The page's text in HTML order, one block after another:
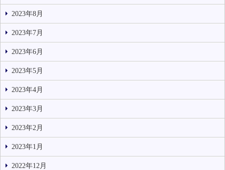
2023年8月
2023年7月
2023年6月
2023年5月
2023年4月
2023年3月
2023年2月
2023年1月
2022年12月